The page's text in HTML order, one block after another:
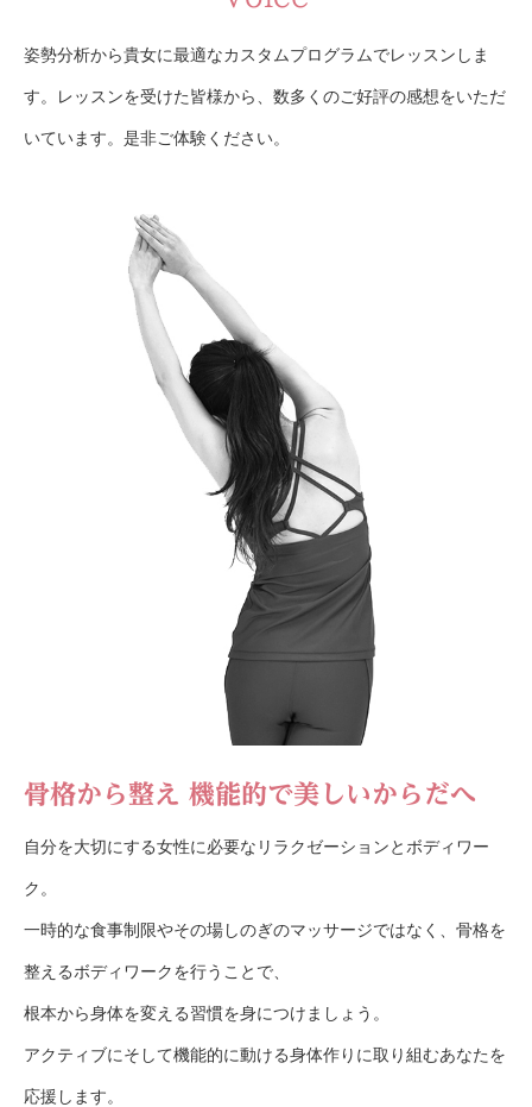
姿勢分析から貴女に最適なカスタムプログラムでレッスンしま
す。レッスンを受けた皆様から、数多くのご好評の感想をいただ
いています。是非ご体験ください。
骨格から整え 機能的で美しいからだへ
自分を大切にする女性に必要なリラクゼーションとボディワー
ク。
一時的な食事制限やその場しのぎのマッサージではなく、骨格を
整えるボディワークを行うことで、
根本から身体を変える習慣を身につけましょう。
アクティブにそして機能的に動ける身体作りに取り組むあなたを
応援します。